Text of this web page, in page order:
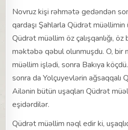
Novruz kişi rəhmətə gedəndən
qardaşı Şahlarla Qüdrət
Qüdrət müəllim öz çalışqanlığı, öz
məktəbə qəbul olunmuşdu. O, bir
müəllim işlədi, sonra Bakıya
sonra da Yolçuyevlərin ağsaqqalı
Ailənin bütün uşaqları Qüdrət
eşidərdilər.
Qüdrət müəllim nəql edir ki,